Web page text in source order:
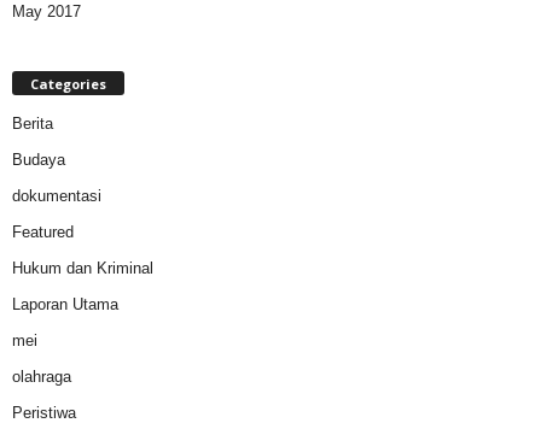
May 2017
Categories
Berita
Budaya
dokumentasi
Featured
Hukum dan Kriminal
Laporan Utama
mei
olahraga
Peristiwa